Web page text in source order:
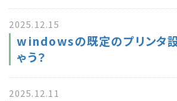
2025.12.15
windowsの既定のプリンタ
ゃう？
2025.12.11